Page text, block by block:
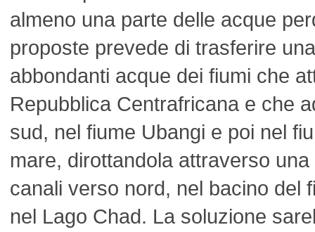
almeno una parte delle acque
proposte prevede di trasferire
abbondanti acque dei fiumi che
Repubblica Centrafricana e che
sud, nel fiume Ubangi e poi nel
mare, dirottandola attraverso
canali verso nord, nel bacino del
nel Lago Chad. La soluzione